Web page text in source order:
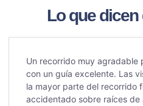
Lo que
Un recorrido muy agradable
con un guía excelente. Las
la mayor parte del recorrido
accidentado sobre raíces de